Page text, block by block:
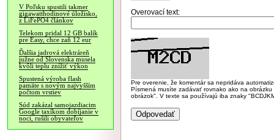
V Poľsku spustili takmer
gigawatthodinové úložisko,
z LiFePO4 článkov
Telekom pridal 12 GB balík
pre Easy, chce zaň 12 eur
Ďalšia jadrová elektráreň
južne od Slovenska musela
kvôli teplu znížiť výkon
Spustená výroba flash
pamäte s novým najvyšším
počtom vrstiev
Súd zakázal samojazdiacim
Google taxíkom dobíjanie v
noci, rušili obyvateľov
Overovací text:
Pre overenie, že komentár sa nepridáva
Písmená musíte zadávať rovnako ako na
obrázok". V texte sa používajú iba znaky